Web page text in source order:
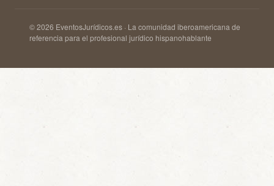
© 2026 EventosJurídicos.es · La comunidad iberoamericana de
referencia para el profesional jurídico hispanohablante